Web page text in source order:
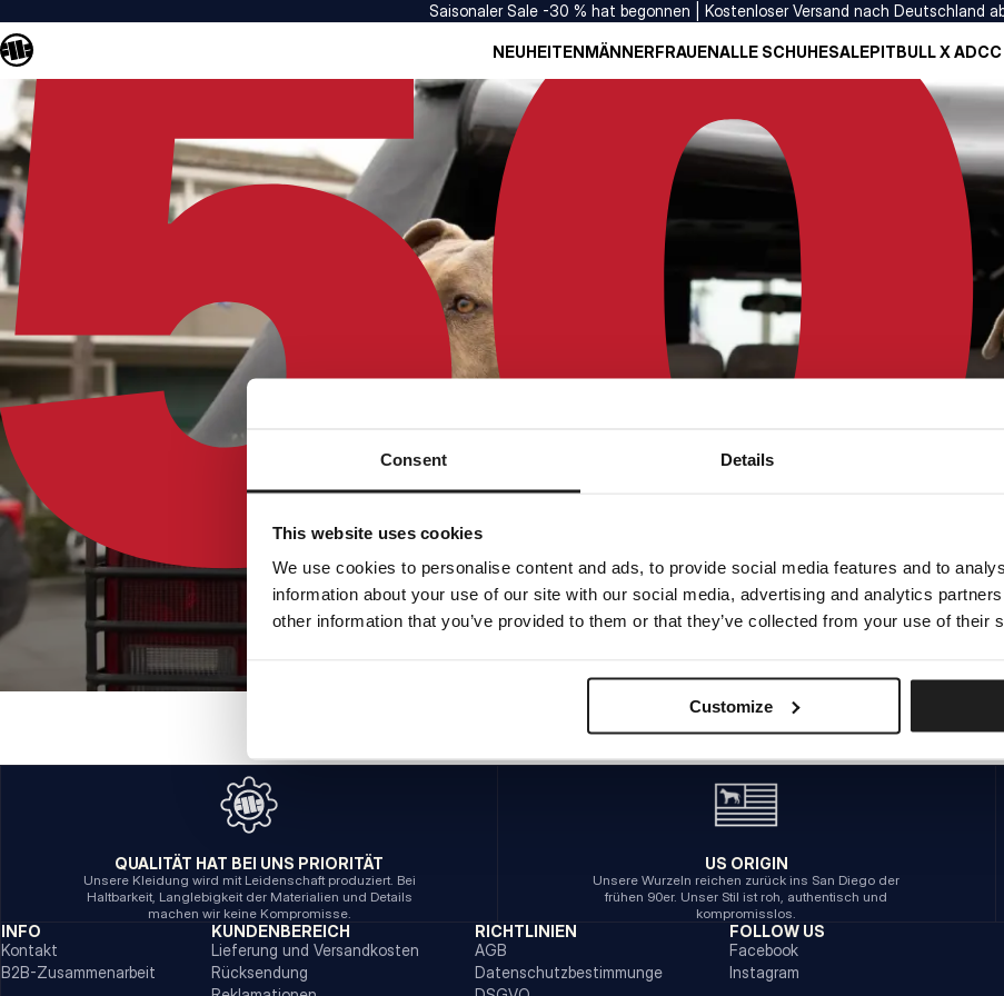
Consent Details
This website uses cookies
We use cookies to personalise content and ads, to provide social media features and to
information about your use of our site with our social media, advertising and analytics
other information that you’ve provided to them or that they’ve collected from your use of their
Customize
Saisonaler Sale -30 % hat begonnen | Kostenloser Versand nach Deutschland
NEUHEITENMÄNNERFRAUENALLE SCHUHESALEPITBULL X ADCC
INTERNER SERVERFEHLER
ZURÜCK ZUR STARTSEITE
QUALITÄT HAT BEI UNS PRIORITÄT
Unsere Kleidung wird mit Leidenschaft produziert. Bei
Haltbarkeit, Langlebigkeit der Materialien und Details
machen wir keine Kompromisse.
US ORIGIN
Unsere Wurzeln reichen zurück ins San Diego der
frühen 90er. Unser Stil ist roh, authentisch und
kompromisslos.
INFO
Kontakt
B2B-Zusammenarbeit
KUNDENBEREICH
Lieferung und Versandkosten
Rücksendung
RICHTLINIEN
AGB
Datenschutzbestimmunge
FOLLOW US
Facebook
Instagram